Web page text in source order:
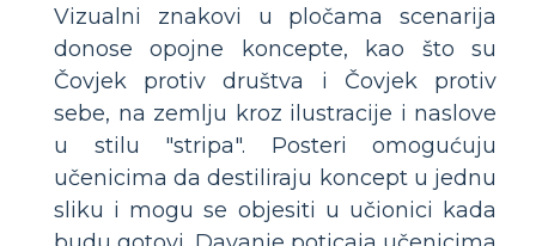
Vizualni znakovi u pločama scenarija
donose opojne koncepte, kao što su
Čovjek protiv društva i Čovjek protiv
sebe, na zemlju kroz ilustracije i naslove
u stilu "stripa". Posteri omogućuju
učenicima da destiliraju koncept u jednu
sliku i mogu se objesiti u učionici kada